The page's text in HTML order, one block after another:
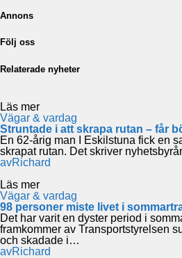
Annons
Följ oss
Relaterade nyheter
Läs mer
Vägar & vardag
Struntade i att skrapa rutan – får
En 62-årig man I Eskilstuna fick en
skrapat rutan. Det skriver
avRichard
Läs mer
Vägar & vardag
98 personer miste livet i
Det har varit en dyster period i
framkommer av Transportstyrelsen
och skadade i…
avRichard